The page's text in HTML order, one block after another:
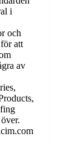
i
och
att
av